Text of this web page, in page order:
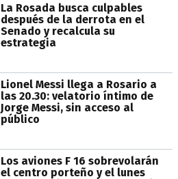
La Rosada busca culpables
después de la derrota en el
Senado y recalcula su
estrategia
Lionel Messi llega a Rosario a
las 20.30: velatorio íntimo de
Jorge Messi, sin acceso al
público
Los aviones F 16 sobrevolarán
el centro porteño y el lunes